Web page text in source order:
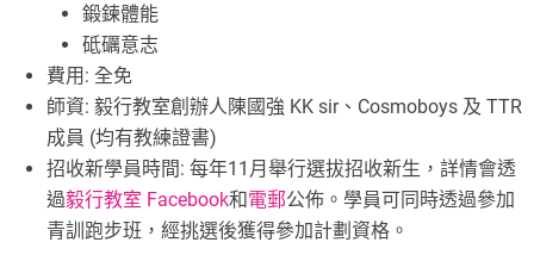
鍛鍊體能
砥礪意志
費用: 全免
師資: 毅行教室創辦人陳國強 KK sir、Cosmoboys 及 TTR
成員 (均有教練證書)
招收新學員時間: 每年11月舉行選拔招收新生，詳情會透
過毅行教室 Facebook和電郵公佈。學員可同時透過參加
青訓跑步班，經挑選後獲得參加計劃資格。